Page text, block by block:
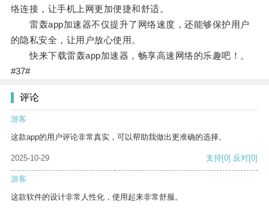
络连接，让手机上网更加便捷和舒适。
雷轰app加速器不仅提升了网络速度，还能够保护用户
的隐私安全，让用户放心使用。
快来下载雷轰app加速器，畅享高速网络的乐趣吧！。
#37#
评论
游客
这款app的用户评论非常真实，可以帮助我做出更准确的选择。
2025-10-29 支持[0] 反对[0]
游客
这款软件的设计非常人性化，使用起来非常舒服。